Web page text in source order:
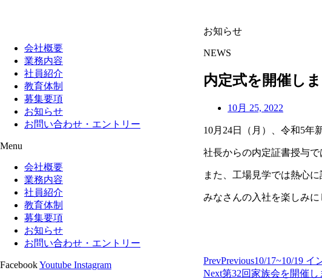
会社概要
業務内容
社員紹介
教育体制
募集要項
お知らせ
お問い合わせ・エントリー
Menu
会社概要
業務内容
社員紹介
教育体制
募集要項
お知らせ
お問い合わせ・エントリー
FacebookYoutube Instagram
お知らせ
NEWS
内定式を開催しま
10月 25, 2022
10月24日（月）、令和5年
社長からの内定証書授与
また、工場見学では熱心に
みなさんの入社を楽しみに
PrevPrevious10/17~10/19 イ
Next第32回家族会を開催し